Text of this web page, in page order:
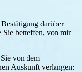
darüber
Sie betreffen, von mir
von dem
Auskunft verlangen: